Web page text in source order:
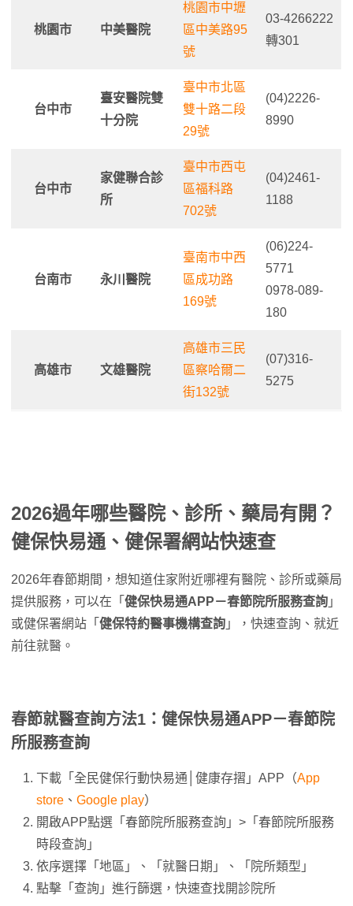
桃園市 中美醫院
桃園市中壢
區中美路95
號
03-4266222
轉301
台中市
臺安醫院雙
十分院
臺中市北區
雙十路二段
29號
(04)2226-
8990
台中市
家健聯合診
所
臺中市西屯
區福科路
702號
(04)2461-
1188
台南市 永川醫院
臺南市中西
區成功路
169號
(06)224-
5771
0978-089-
180
高雄市 文雄醫院
高雄市三民
區察哈爾二
街132號
(07)316-
5275
2026過年哪些醫院、診所、藥局有開？
健保快易通、健保署網站快速查
2026年春節期間，想知道住家附近哪裡有醫院、診所或藥局
提供服務，可以在「 健保快易通APP－春節院所服務查詢 」
或健保署網站「 健保特約醫事機構查詢 」，快速查詢、就近
前往就醫。
春節就醫查詢方法1：健保快易通APP－春節院
所服務查詢
下載「全民健保行動快易通│健康存摺」APP（App
store 、 Google play）
開啟APP點選「春節院所服務查詢」>「春節院所服務
時段查詢」
依序選擇「地區」、「就醫日期」、「院所類型」
點擊「查詢」進行篩選，快速查找開診院所